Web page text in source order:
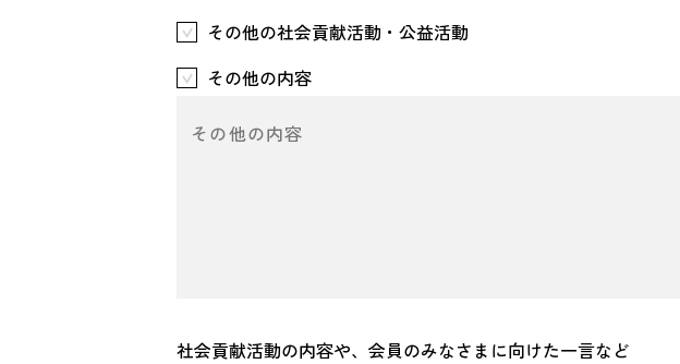
その他の社会貢献活動・公益活動
その他の内容
社会貢献活動の内容や、会員のみなさまに向けた一言など